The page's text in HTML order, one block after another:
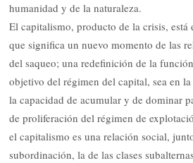
humanidad y de la naturaleza.
El capitalismo, producto de la crisis, está
que significa un nuevo momento de las
del saqueo; una redefinición de la
objetivo del régimen del capital, sea en
la capacidad de acumular y de dominar
de proliferación del régimen de
el capitalismo es una relación social,
subordinación, la de las clases